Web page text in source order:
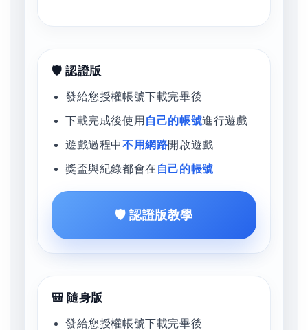
🛡️ 認證版
發給您授權帳號下載完畢後
下載完成後使用 自己的帳號進行遊戲
遊戲過程中不用網路開啟遊戲
獎盃與紀錄都會在 自己的帳號
🛡️ 認證版教學
🎒 隨身版
發給您授權帳號下載完畢後